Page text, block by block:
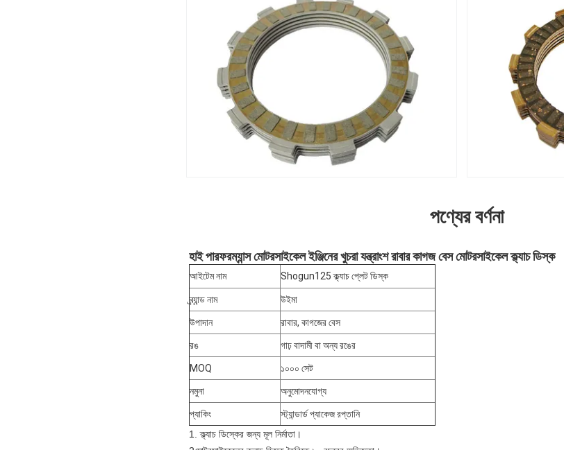
পণ্যের বর্ণনা
হাই পারফরম্যান্স মোটরসাইকেল ইঞ্জিনের খুচরা যন্ত্রাংশ রাবার কাগজ বেস মোটরসাইকেল ক্ল্যাচ ডিস্ক
আইটেম নাম Shogun125 ক্ল্যাচ প্লেট ডিস্ক
ব্র্যান্ড নাম উইমা
উপাদান রাবার, কাগজের বেস
রঙ গাঢ় বাদামী বা অন্য রঙের
MOQ ১০০০ সেট
নমুনা অনুমোদনযোগ্য
প্যাকিং
স্ট্যান্ডার্ড প্যাকেজ রপ্তানি
1. ক্ল্যাচ ডিস্কের জন্য মূল নির্মাতা।